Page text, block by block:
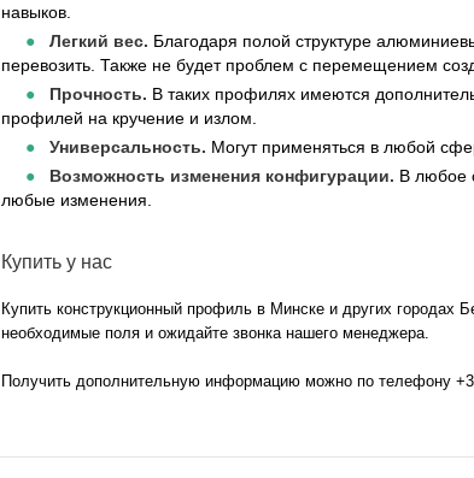
навыков.
Легкий вес. Благодаря полой структуре
перевозить. Также не будет проблем с перемещением
Прочность. В таких профилях имеются
профилей на кручение и излом.
Универсальность. Могут применяться в любой
Возможность изменения конфигурации. В любое
любые изменения.
Купить у нас
Купить конструкционный профиль в Минске и других городах
необходимые поля и ожидайте звонка нашего менеджера.
Получить дополнительную информацию можно по телефону